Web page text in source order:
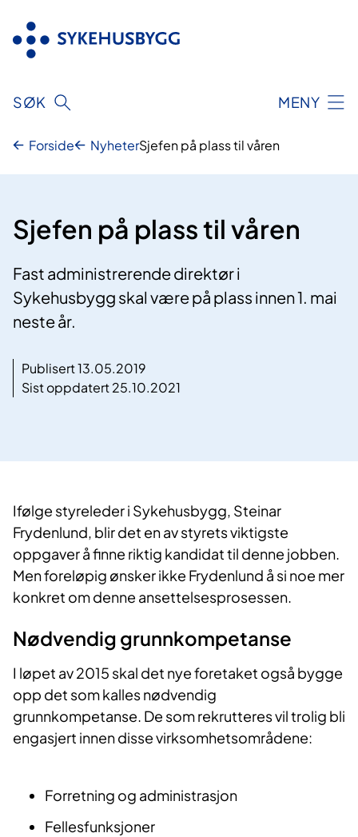
innhold
SØK MENY
Forside NyheterSjefen på plass til våren
Sjefen på plass til våren
Fast administrerende direktør i
Sykehusbygg skal være på plass innen 1. mai
neste år.
Publisert 13.05.2019
Sist oppdatert 25.10.2021
​Ifølge styreleder i Sykehusbygg, Steinar
Frydenlund, blir det en av styrets viktigste
oppgaver å finne riktig kandidat til denne jobben.
Men foreløpig ønsker ikke Frydenlund å si noe mer
konkret om denne ansettelsesprosessen.
Nødvendig grunnkompetanse
I løpet av 2015 skal det nye foretaket også bygge
opp det som kalles nødvendig
grunnkompetanse. De som rekrutteres vil trolig bli
engasjert innen disse virksomhetsområdene:
Forretning og administrasjon
Fellesfunksjoner